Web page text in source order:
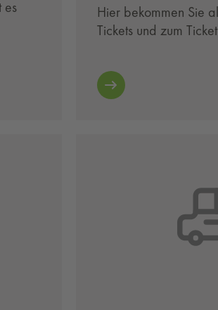
es
Hier bekommen Sie
Tickets und zum